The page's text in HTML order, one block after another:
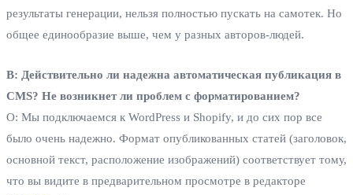
результаты генерации, нельзя полностью пускать на самотек. Но
общее единообразие выше, чем у разных авторов-людей.
В: Действительно ли надежна автоматическая публикация в
CMS? Не возникнет ли проблем с форматированием?
О: Мы подключаемся к WordPress и Shopify, и до сих пор все
было очень надежно. Формат опубликованных статей (заголовок,
основной текст, расположение изображений) соответствует тому,
что вы видите в предварительном просмотре в редакторе